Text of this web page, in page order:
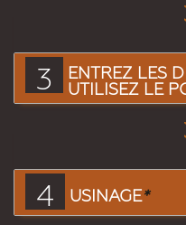
3
ENTREZ LES
UTILISEZ LE
4 USINAGE*